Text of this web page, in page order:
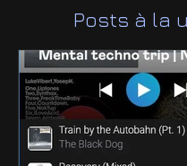
Posts à la